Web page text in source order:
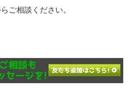
ご相談ください。